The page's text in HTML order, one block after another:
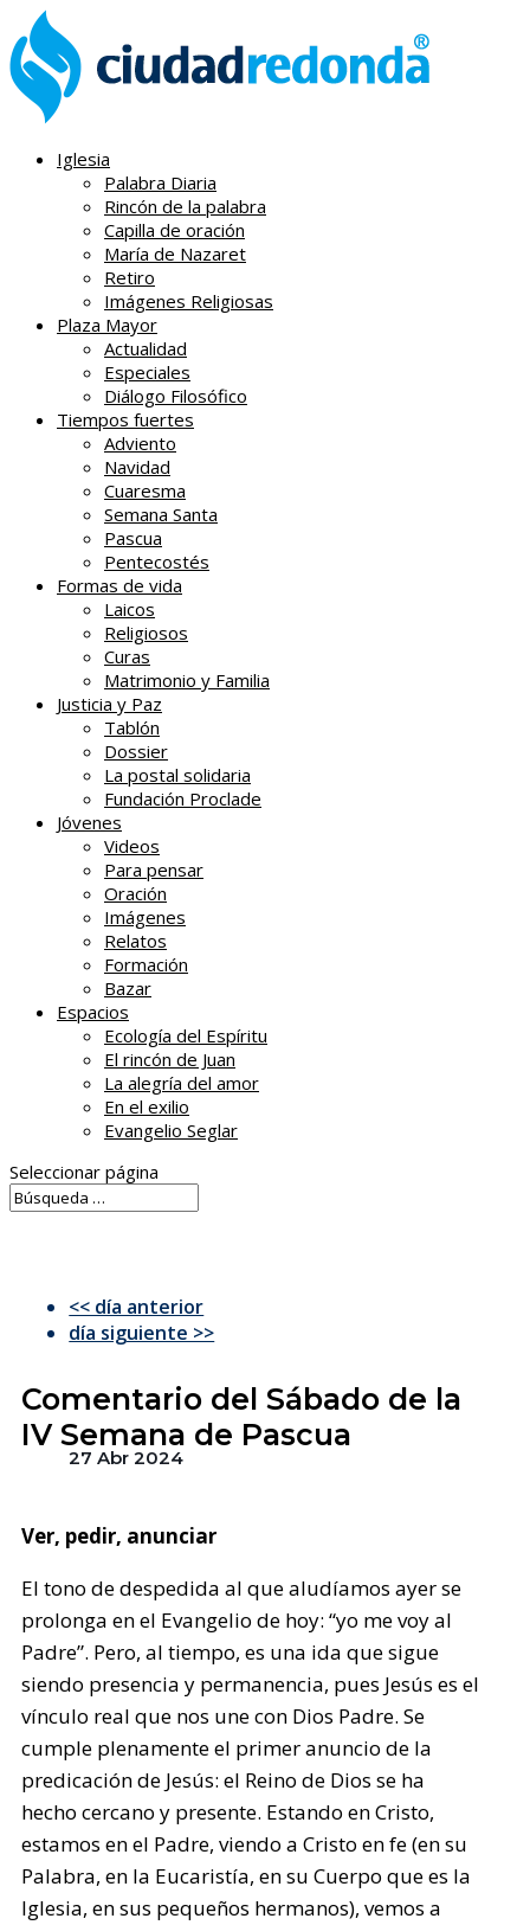
Iglesia
Palabra Diaria
Rincón de la palabra
Capilla de oración
María de Nazaret
Retiro
Imágenes Religiosas
Plaza Mayor
Actualidad
Especiales
Diálogo Filosófico
Tiempos fuertes
Adviento
Navidad
Cuaresma
Semana Santa
Pascua
Pentecostés
Formas de vida
Laicos
Religiosos
Curas
Matrimonio y Familia
Justicia y Paz
Tablón
Dossier
La postal solidaria
Fundación Proclade
Jóvenes
Videos
Para pensar
Oración
Imágenes
Relatos
Formación
Bazar
Espacios
Ecología del Espíritu
El rincón de Juan
La alegría del amor
En el exilio
Evangelio Seglar
Seleccionar página
<< día anterior
día siguiente >>
Comentario del Sábado de la
IV Semana de Pascua
27 Abr 2024
Ver, pedir, anunciar
El tono de despedida al que aludíamos ayer se
prolonga en el Evangelio de hoy: “yo me voy al
Padre”. Pero, al tiempo, es una ida que sigue
siendo presencia y permanencia, pues Jesús es el
vínculo real que nos une con Dios Padre. Se
cumple plenamente el primer anuncio de la
predicación de Jesús: el Reino de Dios se ha
hecho cercano y presente. Estando en Cristo,
estamos en el Padre, viendo a Cristo en fe (en su
Palabra, en la Eucaristía, en su Cuerpo que es la
Iglesia, en sus pequeños hermanos), vemos a